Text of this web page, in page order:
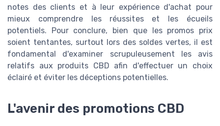
notes des clients et à leur expérience d'achat pour
mieux comprendre les réussites et les écueils
potentiels. Pour conclure, bien que les promos prix
soient tentantes, surtout lors des soldes vertes, il est
fondamental d'examiner scrupuleusement les avis
relatifs aux produits CBD afin d'effectuer un choix
éclairé et éviter les déceptions potentielles.
L'avenir des promotions CBD